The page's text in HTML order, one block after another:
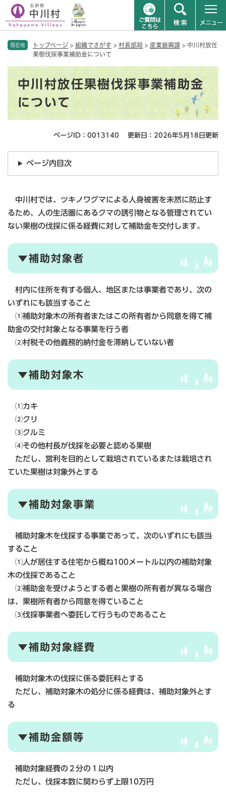
現在地 トップページ > 組織でさがす > 村長部局 > 産業振興課 > 中川村放任
果樹伐採事業補助金について
中川村放任果樹伐採事業補助金
について
ページID：0013140 更新日：2026年5月18日更新
ページ内目次
中川村では、ツキノワグマによる人身被害を未然に防止す
るため、人の生活圏にあるクマの誘引物となる管理されてい
ない果樹の伐採に係る経費に対して補助金を交付します。
▼補助対象者
村内に住所を有する個人、地区または事業者であり、次の
いずれにも該当すること
⑴補助対象木の所有者またはこの所有者から同意を得て補
助金の交付対象となる事業を行う者
⑵村税その他義務的納付金を滞納していない者
▼補助対象木
⑴カキ
⑵クリ
⑶クルミ
⑷その他村長が伐採を必要と認める果樹
ただし、営利を目的として栽培されているまたは栽培され
ていた果樹は対象外とする
▼補助対象事業
補助対象木を伐採する事業であって、次のいずれにも該当
すること
⑴人が居住する住宅から概ね100メートル以内の補助対象
木の伐採であること
⑵補助金を受けようとする者と果樹の所有者が異なる場合
は、果樹所有者から同意を得ていること
⑶伐採事業者へ委託して行うものであること
▼補助対象経費
補助対象木の伐採に係る委託料とする
ただし、補助対象木の処分に係る経費は、補助対象外とす
る
▼補助金額等
補助対象経費の２分の１以内
ただし、伐採本数に関わらず上限10万円